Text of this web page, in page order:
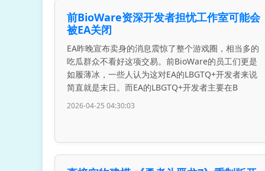
前BioWare资深开发者担忧工作室可能会
被EA关闭
EA昨晚宣布卖身的消息震惊了整个游戏圈，相当多的
吃瓜群众不看好这项交易。前BioWare的员工们更是
如履薄冰，一些人认为这对EA的LBGTQ+开发者来说
简直就是末日。而EA的LBGTQ+开发者主要在B
2026-04-25 04:30:03